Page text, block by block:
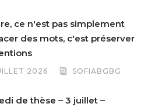
ce n'est pas simplement
des mots, c'est préserver
2026 SOFIABGBG
de thèse – 3 juillet –